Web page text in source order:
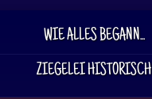
WIE ALLES BEGANN...
ZIEGELEI HISTORISCH